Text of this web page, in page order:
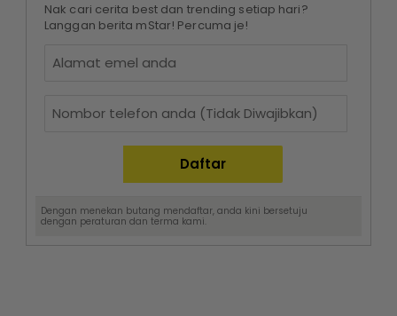
Nak cari cerita best dan trending setiap hari?
Langgan berita mStar! Percuma je!
Dengan menekan butang mendaftar, anda kini bersetuju
dengan peraturan dan terma kami.